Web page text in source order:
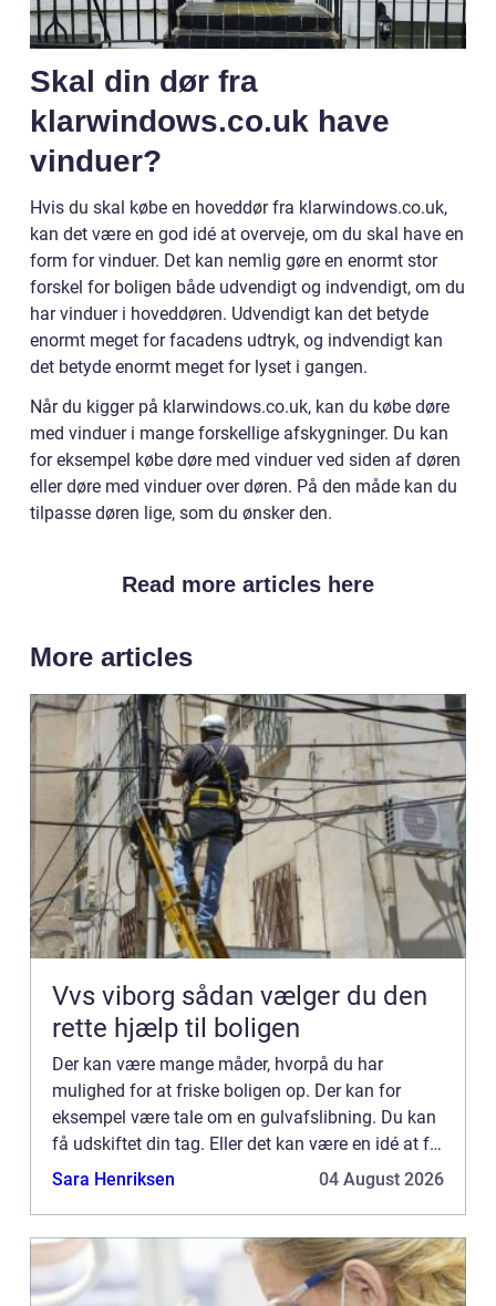
Skal din dør fra
klarwindows.co.uk have
vinduer?
Hvis du skal købe en hoveddør fra klarwindows.co.uk,
kan det være en god idé at overveje, om du skal have en
form for vinduer. Det kan nemlig gøre en enormt stor
forskel for boligen både udvendigt og indvendigt, om du
har vinduer i hoveddøren. Udvendigt kan det betyde
enormt meget for facadens udtryk, og indvendigt kan
det betyde enormt meget for lyset i gangen.
Når du kigger på klarwindows.co.uk, kan du købe døre
med vinduer i mange forskellige afskygninger. Du kan
for eksempel købe døre med vinduer ved siden af døren
eller døre med vinduer over døren. På den måde kan du
tilpasse døren lige, som du ønsker den.
Read more articles here
More articles
Vvs viborg sådan vælger du den
rette hjælp til boligen
Der kan være mange måder, hvorpå du har
mulighed for at friske boligen op. Der kan for
eksempel være tale om en gulvafslibning. Du kan
få udskiftet din tag. Eller det kan være en idé at få
nye døre. På klarwindows.co.uk har du mulighed
Sara Henriksen 04 August 2026